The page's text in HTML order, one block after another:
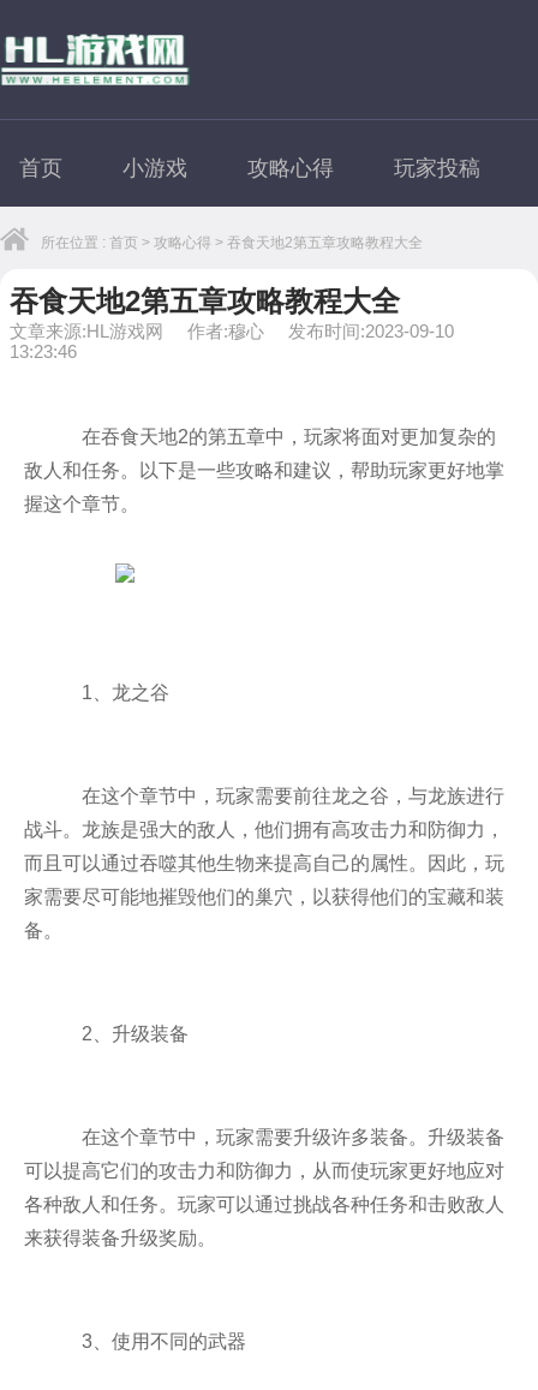
首页 小游戏 攻略心得 玩家投稿
所在位置 : 首页 > 攻略心得 > 吞食天地2第五章攻略教程大全
吞食天地2第五章攻略教程大全
文章来源:HL游戏网 作者:穆心
发布时间:2023-09-10
13:23:46
在吞食天地2的第五章中，玩家将面对更加复杂的
敌人和任务。以下是一些攻略和建议，帮助玩家更好地掌
握这个章节。
1、龙之谷
在这个章节中，玩家需要前往龙之谷，与龙族进行
战斗。龙族是强大的敌人，他们拥有高攻击力和防御力，
而且可以通过吞噬其他生物来提高自己的属性。因此，玩
家需要尽可能地摧毁他们的巢穴，以获得他们的宝藏和装
备。
2、升级装备
在这个章节中，玩家需要升级许多装备。升级装备
可以提高它们的攻击力和防御力，从而使玩家更好地应对
各种敌人和任务。玩家可以通过挑战各种任务和击败敌人
来获得装备升级奖励。
3、使用不同的武器